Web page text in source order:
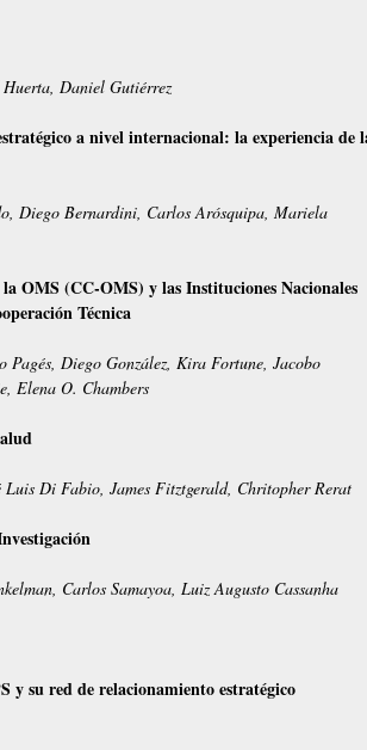
Daniel Gutiérrez
a nivel internacional: la experiencia de
Diego Bernardini, Carlos Arósquipa, Mariela
OMS (CC-OMS) y las Instituciones Nacionales
Técnica
Diego González, Kira Fortune, Jacobo
Elena O. Chambers
Di Fabio, James Fitztgerald, Chritopher Rerat
Carlos Samayoa, Luiz Augusto Cassanha
y su red de relacionamiento estratégico